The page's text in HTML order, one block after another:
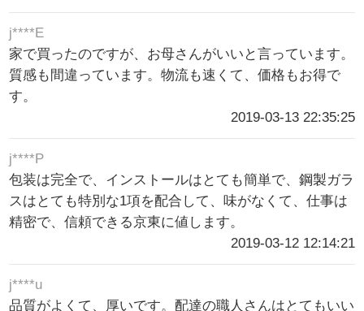
j****E
家で買ったのですが、お母さんがいいと言っています。
質感も間違っています。物流も速くて、価格もお得で
す。
2019-03-13 22:35:25
j****P
包装は完全で、インストールはとても簡単で、鋼製ガラ
スはとても特別な1項を配合して、味がなくて、仕事は
精密で、信頼できる京東に値します。
2019-03-12 12:14:21
j****u
品質がよくて、厚いです。配達の職人さんはとてもいい